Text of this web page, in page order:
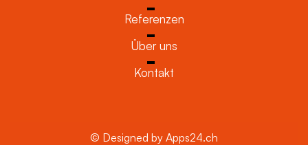
Referenzen
Über uns
Kontakt
© Designed by Apps24.ch